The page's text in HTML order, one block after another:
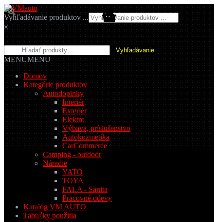
Preskočiť
na
navigáciu
Preskočiť
na
obsah
Vyhľadávanie produktov ...
×
Hľadať: Vyhľadávanie
MENUMENU
Domov
Kategórie produktov
Autodoplnky
Interiér
Exteriér
Elektro
Výbava, príslušenstvo
Autokozmetika
CarCommerce
Camping - outdoor
Náradie
YATO
TOYA
FALA - Sanita
Pracovné odevy
Katalóg VM AUTO
Tabuľky použitia